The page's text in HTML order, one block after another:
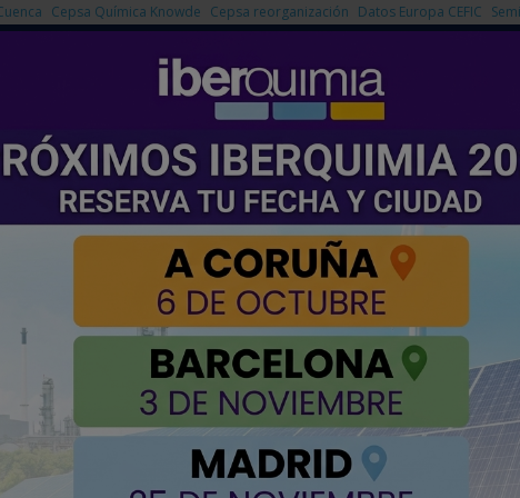
Cepsa Química Knowde Cepsa reorganización Datos Europa CEFIC
NOTICIAS PRODUCTOS
EMPRESAS PREMIUM
española, según BigDa Solutions